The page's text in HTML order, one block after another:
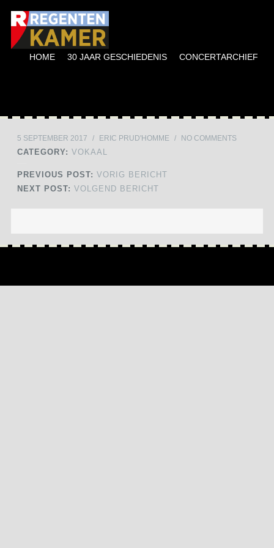
Menu
SKIP TO CONTENT
HOME 30 JAAR GESCHIEDENIS CONCERTARCHIEF
5 SEPTEMBER 2017 / ERIC PRUD'HOMME / NO COMMENTS
CATEGORY: VOKAAL
PREVIOUS POST: VORIG BERICHT
NEXT POST: VOLGEND BERICHT